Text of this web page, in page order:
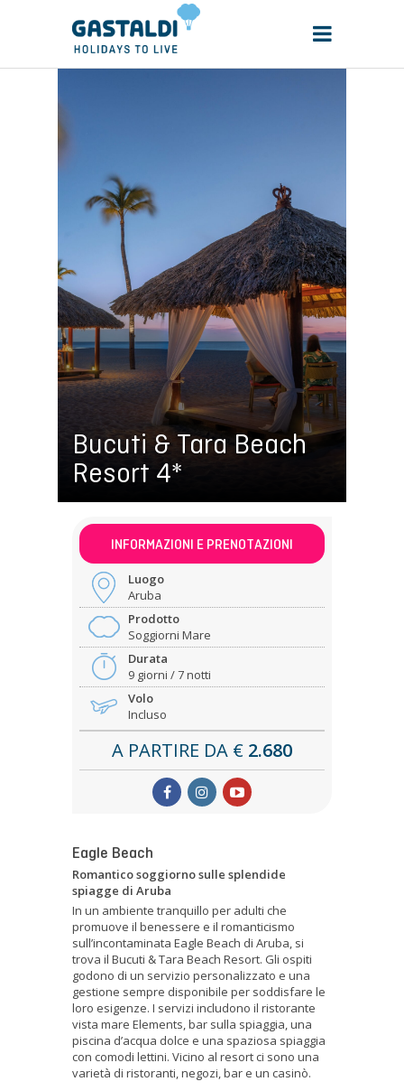
Bucuti & Tara Beach
Resort 4*
INFORMAZIONI E PRENOTAZIONI
Luogo
Aruba
Prodotto
Soggiorni Mare
Durata
9 giorni / 7 notti
Volo
Incluso
A PARTIRE DA € 2.680
Eagle Beach
Romantico soggiorno sulle splendide
spiagge di Aruba
In un ambiente tranquillo per adulti che
promuove il benessere e il romanticismo
sull’incontaminata Eagle Beach di Aruba, si
trova il Bucuti & Tara Beach Resort. Gli ospiti
godono di un servizio personalizzato e una
gestione sempre disponibile per soddisfare le
loro esigenze. I servizi includono il ristorante
vista mare Elements, bar sulla spiaggia, una
piscina d’acqua dolce e una spaziosa spiaggia
con comodi lettini. Vicino al resort ci sono una
varietà di ristoranti, negozi, bar e un casinò.